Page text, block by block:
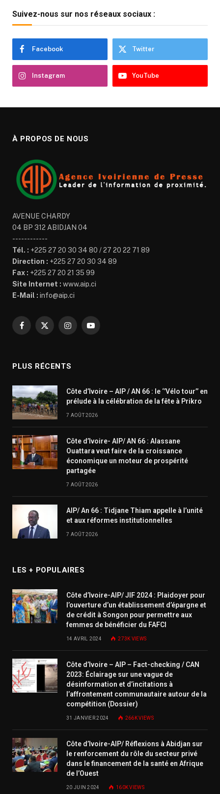
Suivez-nous sur nos réseaux sociaux :
Facebook Twitter
Instagram YouTube
À PROPOS DE NOUS
AVENUE CHARDY
04 BP 312 ABIDJAN 04
------------
Tél. : +225 27 20 30 34 80 / 27 20 22 71 89
Direction : +225 27 20 30 34 89
Fax : +225 27 20 21 35 99
Site Internet : www.aip.ci
E-Mail : info@aip.ci
Facebook
X
InstagramYouTube
PLUS RÉCENTS
Côte d’Ivoire – AIP / AN 66 : le ‘’Vélo tour’’ en
prélude à la célébration de la fête à Prikro
7 AOÛT 2026
Côte d’Ivoire- AIP/ AN 66 : Alassane
Ouattara veut faire de la croissance
économique un moteur de prospérité
partagée
7 AOÛT 2026
AIP/ An 66 : Tidjane Thiam appelle à l’unité
et aux réformes institutionnelles
7 AOÛT 2026
LES + POPULAIRES
Côte d’Ivoire-AIP/ JIF 2024 : Plaidoyer pour
l’ouverture d’un établissement d’épargne et
de crédit à Songon pour permettre aux
femmes de bénéficier du FAFCI
14 AVRIL 2024 273K VIEWS
Côte d’Ivoire – AIP – Fact-checking / CAN
2023: Éclairage sur une vague de
désinformation et d’incitations à
l’affrontement communautaire autour de la
compétition (Dossier)
31 JANVIER 2024 266KVIEWS
Côte d’Ivoire-AIP/ Réflexions à Abidjan sur
le renforcement du rôle du secteur privé
dans le financement de la santé en Afrique
de l’Ouest
20 JUIN 2024 160KVIEWS